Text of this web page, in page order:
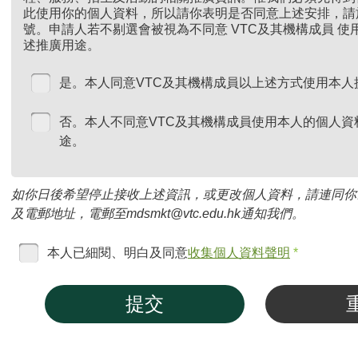
此使用你的個人資料，所以請你表明是否同意上述安排，
號。申請人若不剔選會被視為不同意 VTC及其機構成員 使
述推廣用途。
是。本人同意VTC及其機構成員以上述方式使用本
否。本人不同意VTC及其機構成員使用本人的個人
途。
如你日後希望停止接收上述資訊，或更改個人資料，請連同
及電郵地址，電郵至mdsmkt@vtc.edu.hk通知我們。
本人已細閱、明白及同意收集個人資料聲明 *
提交